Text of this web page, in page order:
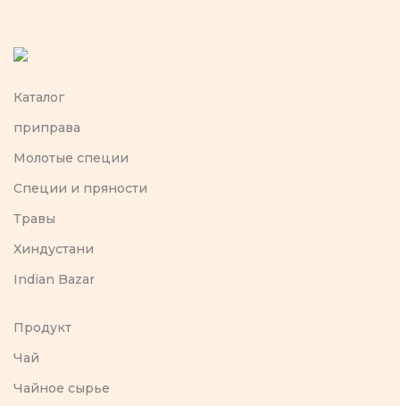
Каталог
приправа
Молотые специи
Специи и пряности
Травы
Хиндустани
Indian Bazar
Продукт
Чай
Чайное сырье